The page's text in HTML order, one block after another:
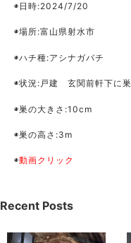
◉日時:2024/7/20
◉場所:富山県射水市
◉ハチ種:アシナガバチ
◉状況:戸建 玄関前軒下に巣
◉巣の大きさ:10cm
◉巣の高さ:3m
◉動画クリック
Recent Posts